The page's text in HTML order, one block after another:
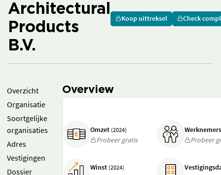
Architectural
Products
B.V.
Koop uittreksel Check
Overzicht
Organisatie
Soortgelijke
organisaties
Adres
Vestigingen
Dossier
Overview
Omzet (2024)
Probeer gratis
Probeer
Winst (2024)